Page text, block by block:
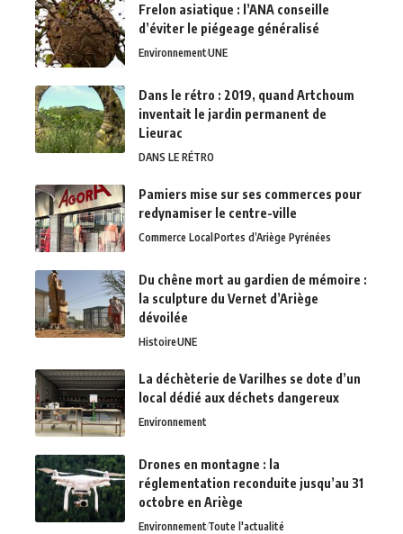
Frelon asiatique : l’ANA conseille
d’éviter le piégeage généralisé
EnvironnementUNE
Dans le rétro : 2019, quand Artchoum
inventait le jardin permanent de
Lieurac
DANS LE RÉTRO
Pamiers mise sur ses commerces pour
redynamiser le centre-ville
Commerce Local Portes d’Ariège Pyrénées
Du chêne mort au gardien de mémoire :
la sculpture du Vernet d’Ariège
dévoilée
HistoireUNE
La déchèterie de Varilhes se dote d’un
local dédié aux déchets dangereux
Environnement
Drones en montagne : la
réglementation reconduite jusqu’au 31
octobre en Ariège
EnvironnementToute l'actualité